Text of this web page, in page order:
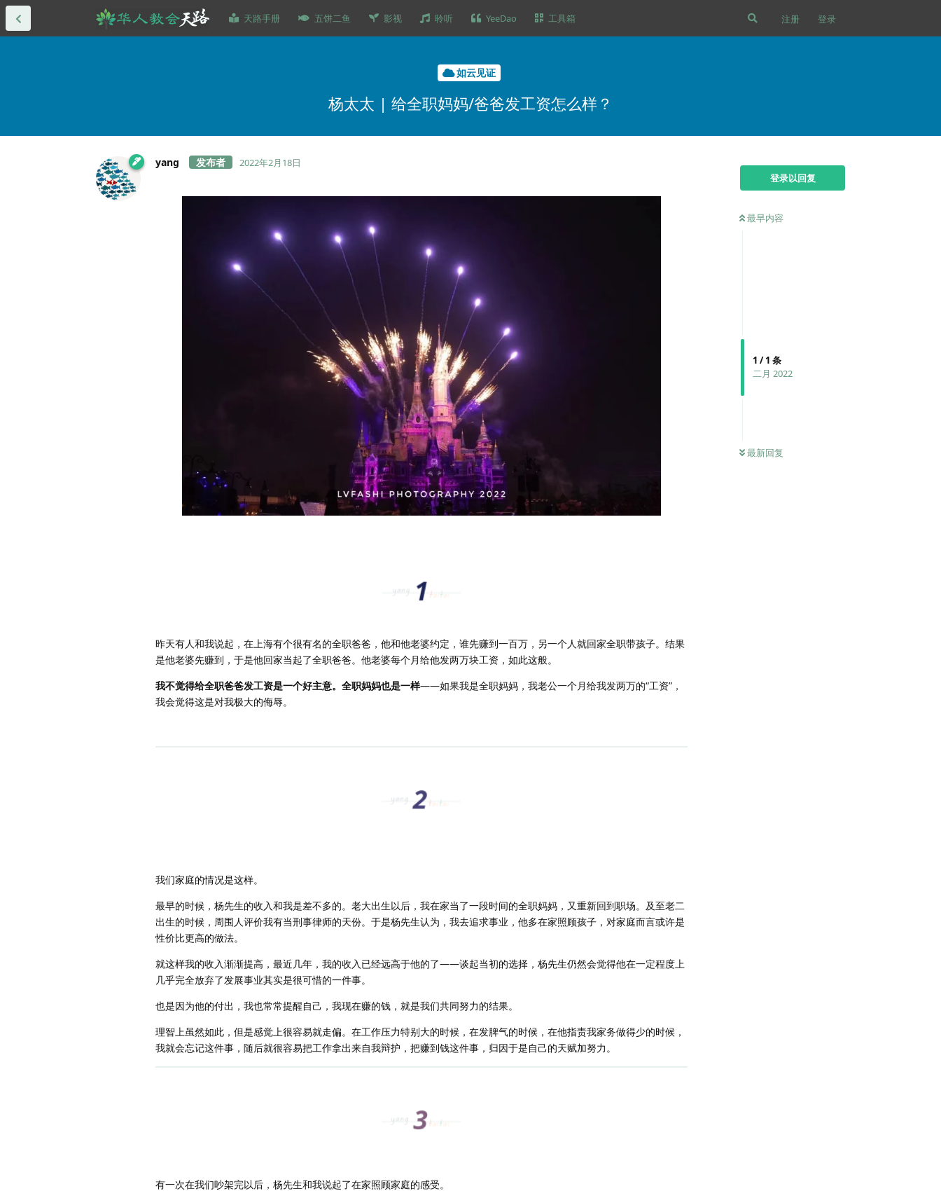
天路手册 五饼二鱼 影视 聆听 YeeDao 工具箱 注册 登录
如云见证
杨太太 | 给全职妈妈/爸爸发工资怎么样？
登录以回复
最早内容
1 /1 条
二月 2022
最新回复
yang 2022年2月18日
昨天有人和我说起，在上海有个很有名的全职爸爸，他和他老婆约定，谁先赚到一百万，另一个人就回家全职带孩子。结果
是他老婆先赚到，于是他回家当起了全职爸爸。他老婆每个月给他发两万块工资，如此这般。
我不觉得给全职爸爸发工资是一个好主意。全职妈妈也是一样——如果我是全职妈妈，我老公一个月给我发两万的“工资”，
我会觉得这是对我极大的侮辱。
我们家庭的情况是这样。
最早的时候，杨先生的收入和我是差不多的。老大出生以后，我在家当了一段时间的全职妈妈，又重新回到职场。及至老二
出生的时候，周围人评价我有当刑事律师的天份。于是杨先生认为，我去追求事业，他多在家照顾孩子，对家庭而言或许是
性价比更高的做法。
就这样我的收入渐渐提高，最近几年，我的收入已经远高于他的了——谈起当初的选择，杨先生仍然会觉得他在一定程度上
几乎完全放弃了发展事业其实是很可惜的一件事。
也是因为他的付出，我也常常提醒自己，我现在赚的钱，就是我们共同努力的结果。
理智上虽然如此，但是感觉上很容易就走偏。在工作压力特别大的时候，在发脾气的时候，在他指责我家务做得少的时候，
我就会忘记这件事，随后就很容易把工作拿出来自我辩护，把赚到钱这件事，归因于是自己的天赋加努力。
有一次在我们吵架完以后，杨先生和我说起了在家照顾家庭的感受。